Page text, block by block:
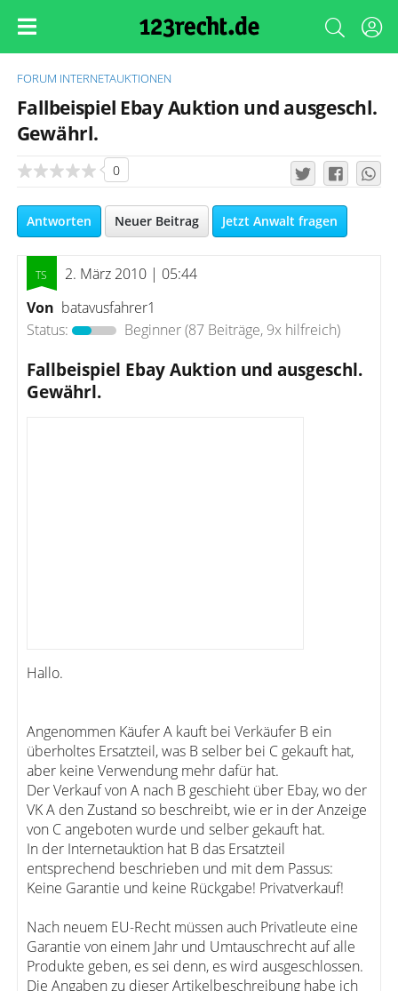
FORUM INTERNETAUKTIONEN
Fallbeispiel Ebay Auktion und ausgeschl.
Gewährl.
0
Antworten Neuer Beitrag Jetzt Anwalt fragen
2. März 2010 | 05:44
Von batavusfahrer1
Status:
Beginner(87 Beiträge, 9x hilfreich)
Fallbeispiel Ebay Auktion und ausgeschl.
Gewährl.
Hallo.
Angenommen Käufer A kauft bei Verkäufer B ein
überholtes Ersatzteil, was B selber bei C gekauft hat,
aber keine Verwendung mehr dafür hat.
Der Verkauf von A nach B geschieht über Ebay, wo der
VK A den Zustand so beschreibt, wie er in der Anzeige
von C angeboten wurde und selber gekauft hat.
In der Internetauktion hat B das Ersatzteil
entsprechend beschrieben und mit dem Passus:
Keine Garantie und keine Rückgabe! Privatverkauf!
Nach neuem EU-Recht müssen auch Privatleute eine
Garantie von einem Jahr und Umtauschrecht auf alle
Produkte geben, es sei denn, es wird ausgeschlossen.
Die Angaben zu dieser Artikelbeschreibung habe ich